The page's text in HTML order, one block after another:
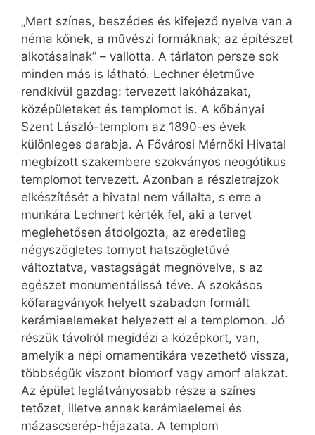
„Mert színes, beszédes és kifejező nyelve van a
néma kőnek, a művészi formáknak; az építészet
alkotásainak” – vallotta. A tárlaton persze sok
minden más is látható. Lechner életműve
rendkívül gazdag: tervezett lakóházakat,
középületeket és templomot is. A kőbányai
Szent László-templom az 1890-es évek
különleges darabja. A Fővárosi Mérnöki Hivatal
megbízott szakembere szokványos neogótikus
templomot tervezett. Azonban a részletrajzok
elkészítését a hivatal nem vállalta, s erre a
munkára Lechnert kérték fel, aki a tervet
meglehetősen átdolgozta, az eredetileg
négyszögletes tornyot hatszögletűvé
változtatva, vastagságát megnövelve, s az
egészet monumentálissá téve. A szokásos
kőfaragványok helyett szabadon formált
kerámiaelemeket helyezett el a templomon. Jó
részük távolról megidézi a középkort, van,
amelyik a népi ornamentikára vezethető vissza,
többségük viszont biomorf vagy amorf alakzat.
Az épület leglátványosabb része a színes
tetőzet, illetve annak kerámiaelemei és
mázascserép-héjazata. A templom